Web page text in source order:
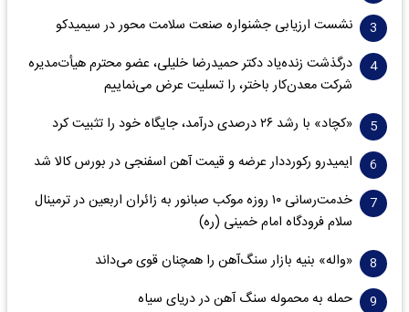
نشست ارزیابی جشنواره صنعت سلامت‌ محور در سیمیدکو
درگذشت زنده‌یاد دکتر حمیدرضا خلیلی، عضو محترم هیأت‌مدیره
شرکت معدن‌کار باختر، را تسلیت عرض می‌نماییم
«کچاد» با رشد ۲۶ درصدی درآمد، جایگاه خود را تثبیت کرد
ایمیدرو رکورددار عرضه و قیمت آهن اسفنجی در بورس کالا شد
خدمت‌رسانی ۱۰ روزه موکب صبانور به زائران اربعین در ترمینال
سلام فرودگاه امام خمینی (ره)
«واله» بنیه بازار سنگ‌آهن را همچنان قوی می‌داند
حمله به محموله سنگ آهن در دریای سیاه